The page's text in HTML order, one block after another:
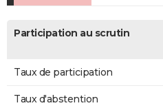
Participation au scrutin
Taux de participation
Taux d'abstention